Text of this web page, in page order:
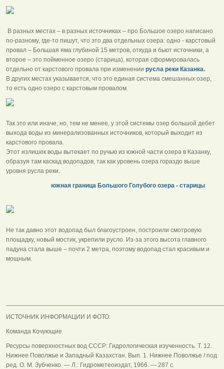
В разных местах – в разных источниках – про Большое озеро написано
по-разному, где-то пишут, что это два отдельных озера: одно - карстовый
провал – Большая яма глубиной 15 метров, откуда и бьют источники, а
второе – это пойменное озеро (старица), которая сформировалась
отдельно от карстового провала при изменении русла реки Казанка.
В других местах указывается, что это единая система смешанных озер,
то есть одно озеро с карстовым провалом.
Так это или иначе, но, тем не менее, у этой системы озер большой дебет
выхода воды из минерализованных источников, который выходит из
карстового провала.
Этот излишек воды вытекает по ручью из южной части озера в Казанку,
образуя там каскад водопадов, так как уровень озера гораздо выше
уровня русла реки.
южная граница Большого Голубого озера - старицы
Не так давно этот водопад был благоустроен, построили смотровую
площадку, новый мостик, укрепили русло. Из-за этого высота главного
падуна стала выше – почти 2 метра, поэтому водопад стал красивым и
мощным.
ИСТОЧНИК ИНФОРМАЦИИ И ФОТО:
Команда Кочующие
Ресурсы поверхностных вод СССР: Гидрологическая изученность. Т. 12.
Нижнее Поволжье и Западный Казахстан. Вып. 1. Нижнее Поволжье / под
ред. О. М. Зубченко. — Л.: Гидрометеоиздат, 1966. — 287 с.